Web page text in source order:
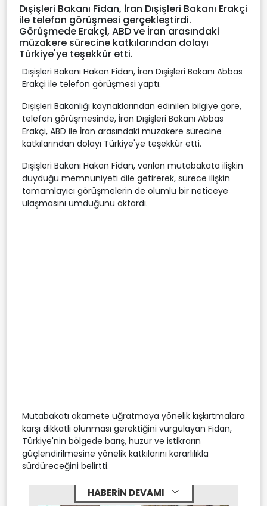
Dışişleri Bakanı Fidan, İran Dışişleri Bakanı Erakçi
ile telefon görüşmesi gerçekleştirdi.
Görüşmede Erakçi, ABD ve İran arasındaki
müzakere sürecine katkılarından dolayı
Türkiye'ye teşekkür etti.
Dışişleri Bakanı Hakan Fidan, İran Dışişleri Bakanı Abbas
Erakçi ile telefon görüşmesi yaptı.
Dışişleri Bakanlığı kaynaklarından edinilen bilgiye göre,
telefon görüşmesinde, İran Dışişleri Bakanı Abbas
Erakçi, ABD ile İran arasındaki müzakere sürecine
katkılarından dolayı Türkiye'ye teşekkür etti.
Dışişleri Bakanı Hakan Fidan, varılan mutabakata ilişkin
duyduğu memnuniyeti dile getirerek, sürece ilişkin
tamamlayıcı görüşmelerin de olumlu bir neticeye
ulaşmasını umduğunu aktardı.
Mutabakatı akamete uğratmaya yönelik kışkırtmalara
karşı dikkatli olunması gerektiğini vurgulayan Fidan,
Türkiye'nin bölgede barış, huzur ve istikrarın
güçlendirilmesine yönelik katkılarını kararlılıkla
sürdüreceğini belirtti.
HABERİN DEVAMI